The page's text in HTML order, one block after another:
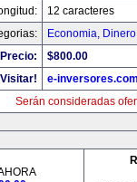
12 caracteres
Economia,
Precio:
$800.00
Visitar!
e-
Serán consideradas